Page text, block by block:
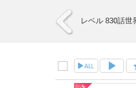
レベル 830話世